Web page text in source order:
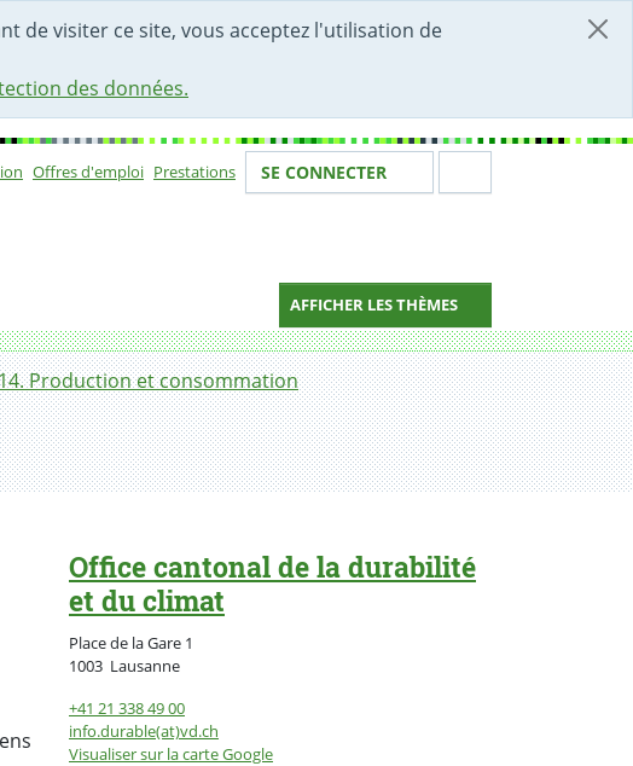
de visiter ce site, vous acceptez l'utilisation de
des données.
Offres d'emploi Prestations Votre identité
SE CONNECTER
AFFICHER LES THÈMES
Production et consommation
Office cantonal de la durabilité
et du climat
Place de la Gare 1
1003 LausanneSuisse
+41 21 338 49 00
info.durable(at)vd.ch
Visualiser sur la carte Google